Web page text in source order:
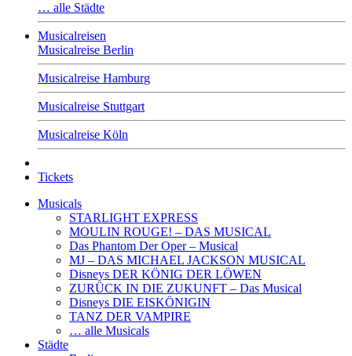
… alle Städte
Musicalreisen
Musicalreise Berlin
Musicalreise Hamburg
Musicalreise Stuttgart
Musicalreise Köln
Tickets
Musicals
STARLIGHT EXPRESS
MOULIN ROUGE! – DAS MUSICAL
Das Phantom Der Oper – Musical
MJ – DAS MICHAEL JACKSON MUSICAL
Disneys DER KÖNIG DER LÖWEN
ZURÜCK IN DIE ZUKUNFT – Das Musical
Disneys DIE EISKÖNIGIN
TANZ DER VAMPIRE
… alle Musicals
Städte